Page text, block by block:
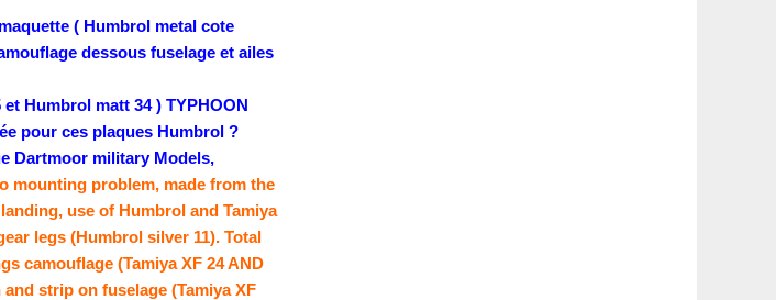
( Humbrol metal cote
dessous fuselage et ailes
Humbrol matt 34 ) TYPHOON
pour ces plaques Humbrol ?
Dartmoor military Models,
mounting problem, made from the
use of Humbrol and Tamiya
legs (Humbrol silver 11). Total
camouflage (Tamiya XF 24 AND
strip on fuselage (Tamiya XF